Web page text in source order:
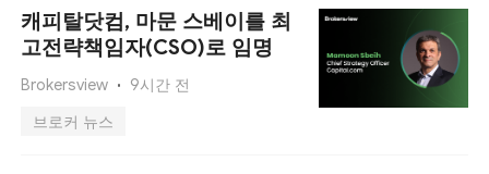
캐피탈닷컴, 마문 스베이를 최
고전략책임자(CSO)로 임명
Brokersview
9시간 전
브로커 뉴스